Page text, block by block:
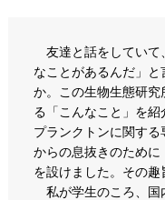
友達と話をしていて
なことがあるんだ」
か。この生物生態研
る「こんなこと」を
プランクトンに関す
からの息抜きのため
を設けました。その趣
私が学生のころ、国